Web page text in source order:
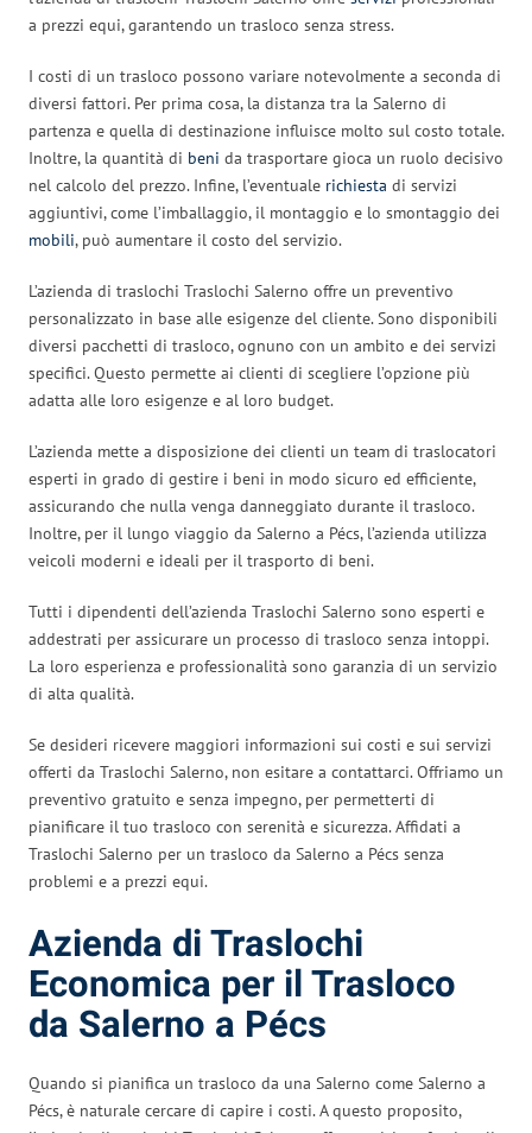
a prezzi equi, garantendo un trasloco senza stress.
I costi di un trasloco possono variare notevolmente a seconda di
diversi fattori. Per prima cosa, la distanza tra la Salerno di
partenza e quella di destinazione influisce molto sul costo totale.
Inoltre, la quantità di beni da trasportare gioca un ruolo decisivo
nel calcolo del prezzo. Infine, l’eventuale richiesta di servizi
aggiuntivi, come l’imballaggio, il montaggio e lo smontaggio dei
mobili, può aumentare il costo del servizio.
L’azienda di traslochi Traslochi Salerno offre un preventivo
personalizzato in base alle esigenze del cliente. Sono disponibili
diversi pacchetti di trasloco, ognuno con un ambito e dei servizi
specifici. Questo permette ai clienti di scegliere l’opzione più
adatta alle loro esigenze e al loro budget.
L’azienda mette a disposizione dei clienti un team di traslocatori
esperti in grado di gestire i beni in modo sicuro ed efficiente,
assicurando che nulla venga danneggiato durante il trasloco.
Inoltre, per il lungo viaggio da Salerno a Pécs, l’azienda utilizza
veicoli moderni e ideali per il trasporto di beni.
Tutti i dipendenti dell’azienda Traslochi Salerno sono esperti e
addestrati per assicurare un processo di trasloco senza intoppi.
La loro esperienza e professionalità sono garanzia di un servizio
di alta qualità.
Se desideri ricevere maggiori informazioni sui costi e sui servizi
offerti da Traslochi Salerno, non esitare a contattarci. Offriamo un
preventivo gratuito e senza impegno, per permetterti di
pianificare il tuo trasloco con serenità e sicurezza. Affidati a
Traslochi Salerno per un trasloco da Salerno a Pécs senza
problemi e a prezzi equi.
Azienda di Traslochi
Economica per il Trasloco
da Salerno a Pécs
Quando si pianifica un trasloco da una Salerno come Salerno a
Pécs, è naturale cercare di capire i costi. A questo proposito,